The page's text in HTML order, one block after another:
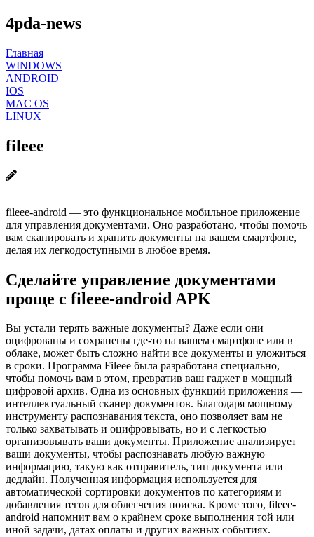
4pda-news
Главная
WINDOWS
ANDROID
IOS
MAC OS
LINUX
fileee
fileee-android — это функциональное мобильное приложение
для управления документами. Оно разработано, чтобы помочь
вам сканировать и хранить документы на вашем смартфоне,
делая их легкодоступными в любое время.
Сделайте управление документами
проще с fileee-android APK
Вы устали терять важные документы? Даже если они
оцифрованы и сохранены где-то на вашем смартфоне или в
облаке, может быть сложно найти все документы и уложиться
в сроки. Программа Fileee была разработана специально,
чтобы помочь вам в этом, превратив ваш гаджет в мощный
цифровой архив. Одна из основных функций приложения —
интеллектуальный сканер документов. Благодаря мощному
инструменту распознавания текста, оно позволяет вам не
только захватывать и оцифровывать, но и с легкостью
организовывать ваши документы. Приложение анализирует
ваши документы, чтобы распознавать любую важную
информацию, такую ​​как отправитель, тип документа или
дедлайн. Полученная информация используется для
автоматической сортировки документов по категориям и
добавления тегов для облегчения поиска. Кроме того, fileee-
android напомнит вам о крайнем сроке выполнения той или
иной задачи, датах оплаты и других важных событиях.